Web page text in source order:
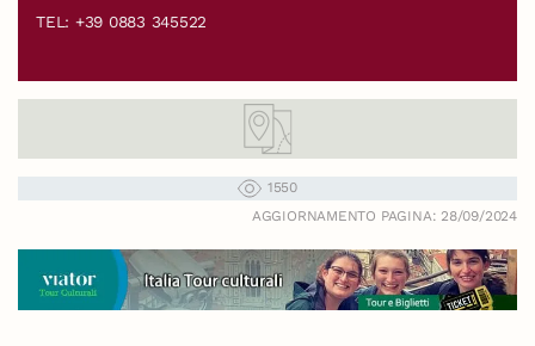
TEL: +39 0883 345522
1550
AGGIORNAMENTO PAGINA: 28/09/2024